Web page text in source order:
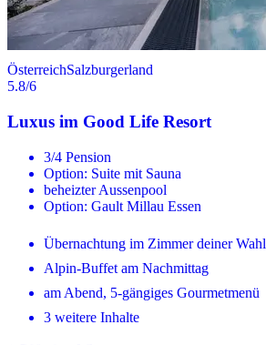
ÖsterreichSalzburgerland
5.8/6
Luxus im Good Life Resort
3/4 Pension
Option: Suite mit Sauna
beheizter Aussenpool
Option: Gault Millau Essen
Übernachtung im Zimmer deiner Wahl
Alpin-Buffet am Nachmittag
am Abend, 5-gängiges Gourmetmenü
3 weitere Inhalte